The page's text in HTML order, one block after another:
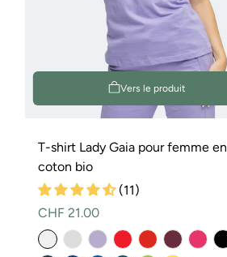
Vers le produit
T-shirt Lady Gaia pour femme en
coton bio
(11)
Prix
normal
CHF 21.00